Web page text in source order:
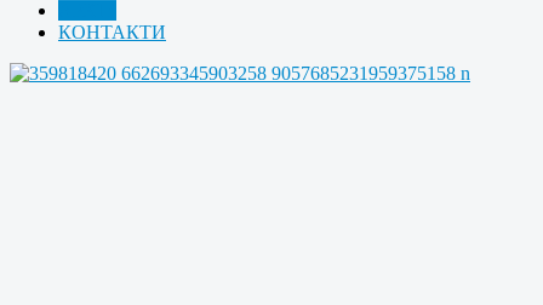
КОНТАКТИ